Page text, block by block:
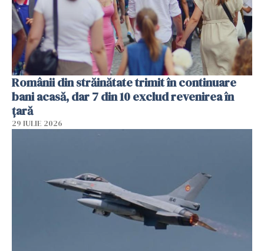
Românii din străinătate trimit în continuare
bani acasă, dar 7 din 10 exclud revenirea în
țară
29 IULIE 2026